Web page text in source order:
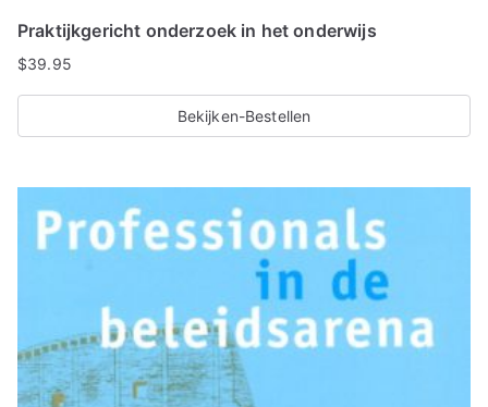
Praktijkgericht onderzoek in het onderwijs
$39.95
Bekijken-Bestellen